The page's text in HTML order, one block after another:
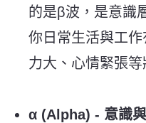
的是β波，是意識
你日常生活與工
力大、心情緊張
α (Alpha) - 意識